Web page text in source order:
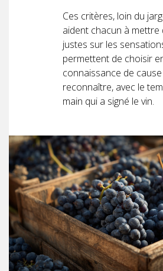
Ces critères, loin du
aident chacun à mettre
justes sur les
permettent de choisir
connaissance de
reconnaître, avec le
main qui a signé le vin.